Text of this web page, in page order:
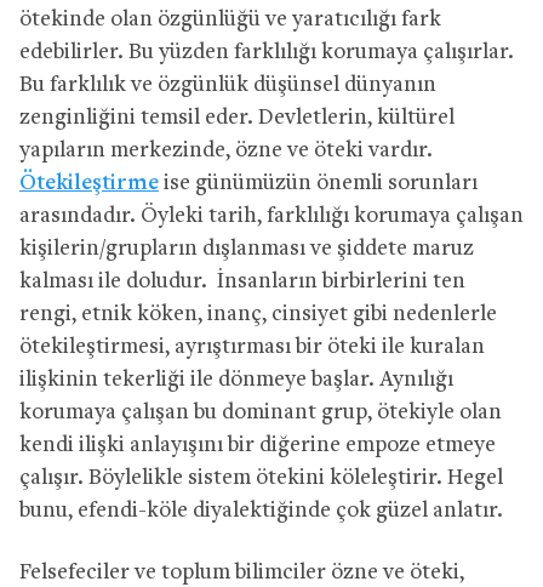
ötekinde olan özgünlüğü ve yaratıcılığı fark
edebilirler. Bu yüzden farklılığı korumaya çalışırlar.
Bu farklılık ve özgünlük düşünsel dünyanın
zenginliğini temsil eder. Devletlerin, kültürel
yapıların merkezinde, özne ve öteki vardır.
Ötekileştirme ise günümüzün önemli sorunları
arasındadır. Öyleki tarih, farklılığı korumaya çalışan
kişilerin/grupların dışlanması ve şiddete maruz
kalması ile doludur. İnsanların birbirlerini ten
rengi, etnik köken, inanç, cinsiyet gibi nedenlerle
ötekileştirmesi, ayrıştırması bir öteki ile kuralan
ilişkinin tekerliği ile dönmeye başlar. Aynılığı
korumaya çalışan bu dominant grup, ötekiyle olan
kendi ilişki anlayışını bir diğerine empoze etmeye
çalışır. Böylelikle sistem ötekini köleleştirir. Hegel
bunu, efendi-köle diyalektiğinde çok güzel anlatır.
Felsefeciler ve toplum bilimciler özne ve öteki,